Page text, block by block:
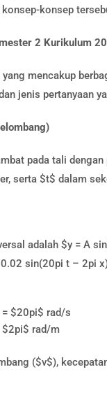
konsep
2 Kurikulum
mencakup
jenis pertanyaan
pada tali
serta $t$ dalam
adalah $y = A
sin(20pi t – 2pi
$20pi$ rad/s
$2pi$ rad/m
($v$),